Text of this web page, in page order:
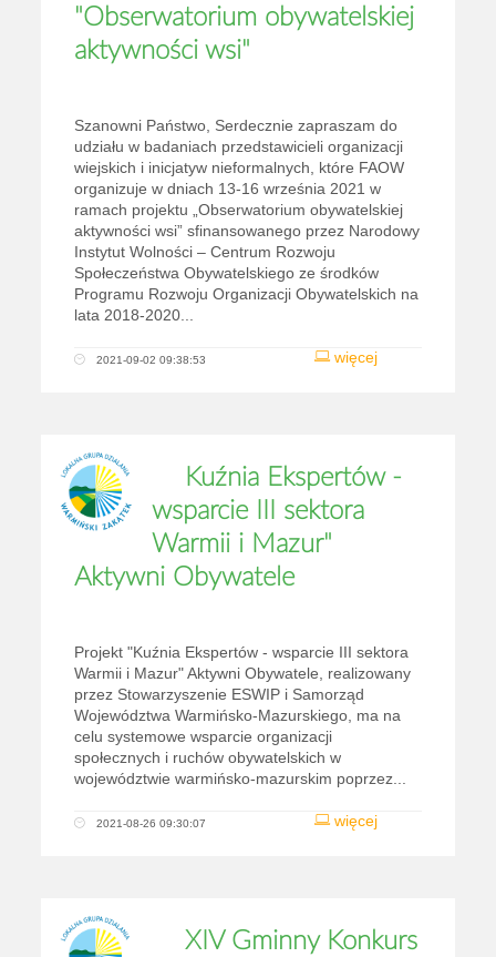
"Obserwatorium obywatelskiej
aktywności wsi"
Szanowni Państwo, Serdecznie zapraszam do
udziału w badaniach przedstawicieli organizacji
wiejskich i inicjatyw nieformalnych, które FAOW
organizuje w dniach 13-16 września 2021 w
ramach projektu „Obserwatorium obywatelskiej
aktywności wsi” sfinansowanego przez Narodowy
Instytut Wolności – Centrum Rozwoju
Społeczeństwa Obywatelskiego ze środków
Programu Rozwoju Organizacji Obywatelskich na
lata 2018-2020...
więcej
2021-09-02 09:38:53
Kuźnia Ekspertów -
wsparcie III sektora
Warmii i Mazur"
Aktywni Obywatele
Projekt "Kuźnia Ekspertów - wsparcie III sektora
Warmii i Mazur" Aktywni Obywatele, realizowany
przez Stowarzyszenie ESWIP i Samorząd
Województwa Warmińsko-Mazurskiego, ma na
celu systemowe wsparcie organizacji
społecznych i ruchów obywatelskich w
województwie warmińsko-mazurskim poprzez...
więcej
2021-08-26 09:30:07
XIV Gminny Konkurs